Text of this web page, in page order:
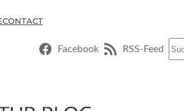
CONTACT
Facebook RSS-Feed